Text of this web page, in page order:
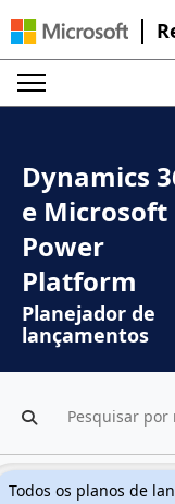
Dynamics
e Microsoft
Power
Platform
Planejador de
lançamentos
Todos os planos de